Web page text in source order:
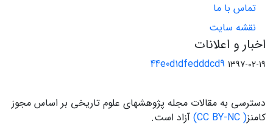
تماس با ما
نقشه سایت
اخبار و اعلانات
44e0d1dfedddcd9 1397-02-19
دسترسی به مقالات مجله پژوهشهای علوم تاریخی بر اساس مجوز
کامنز( CC BY-NC) آزاد است.